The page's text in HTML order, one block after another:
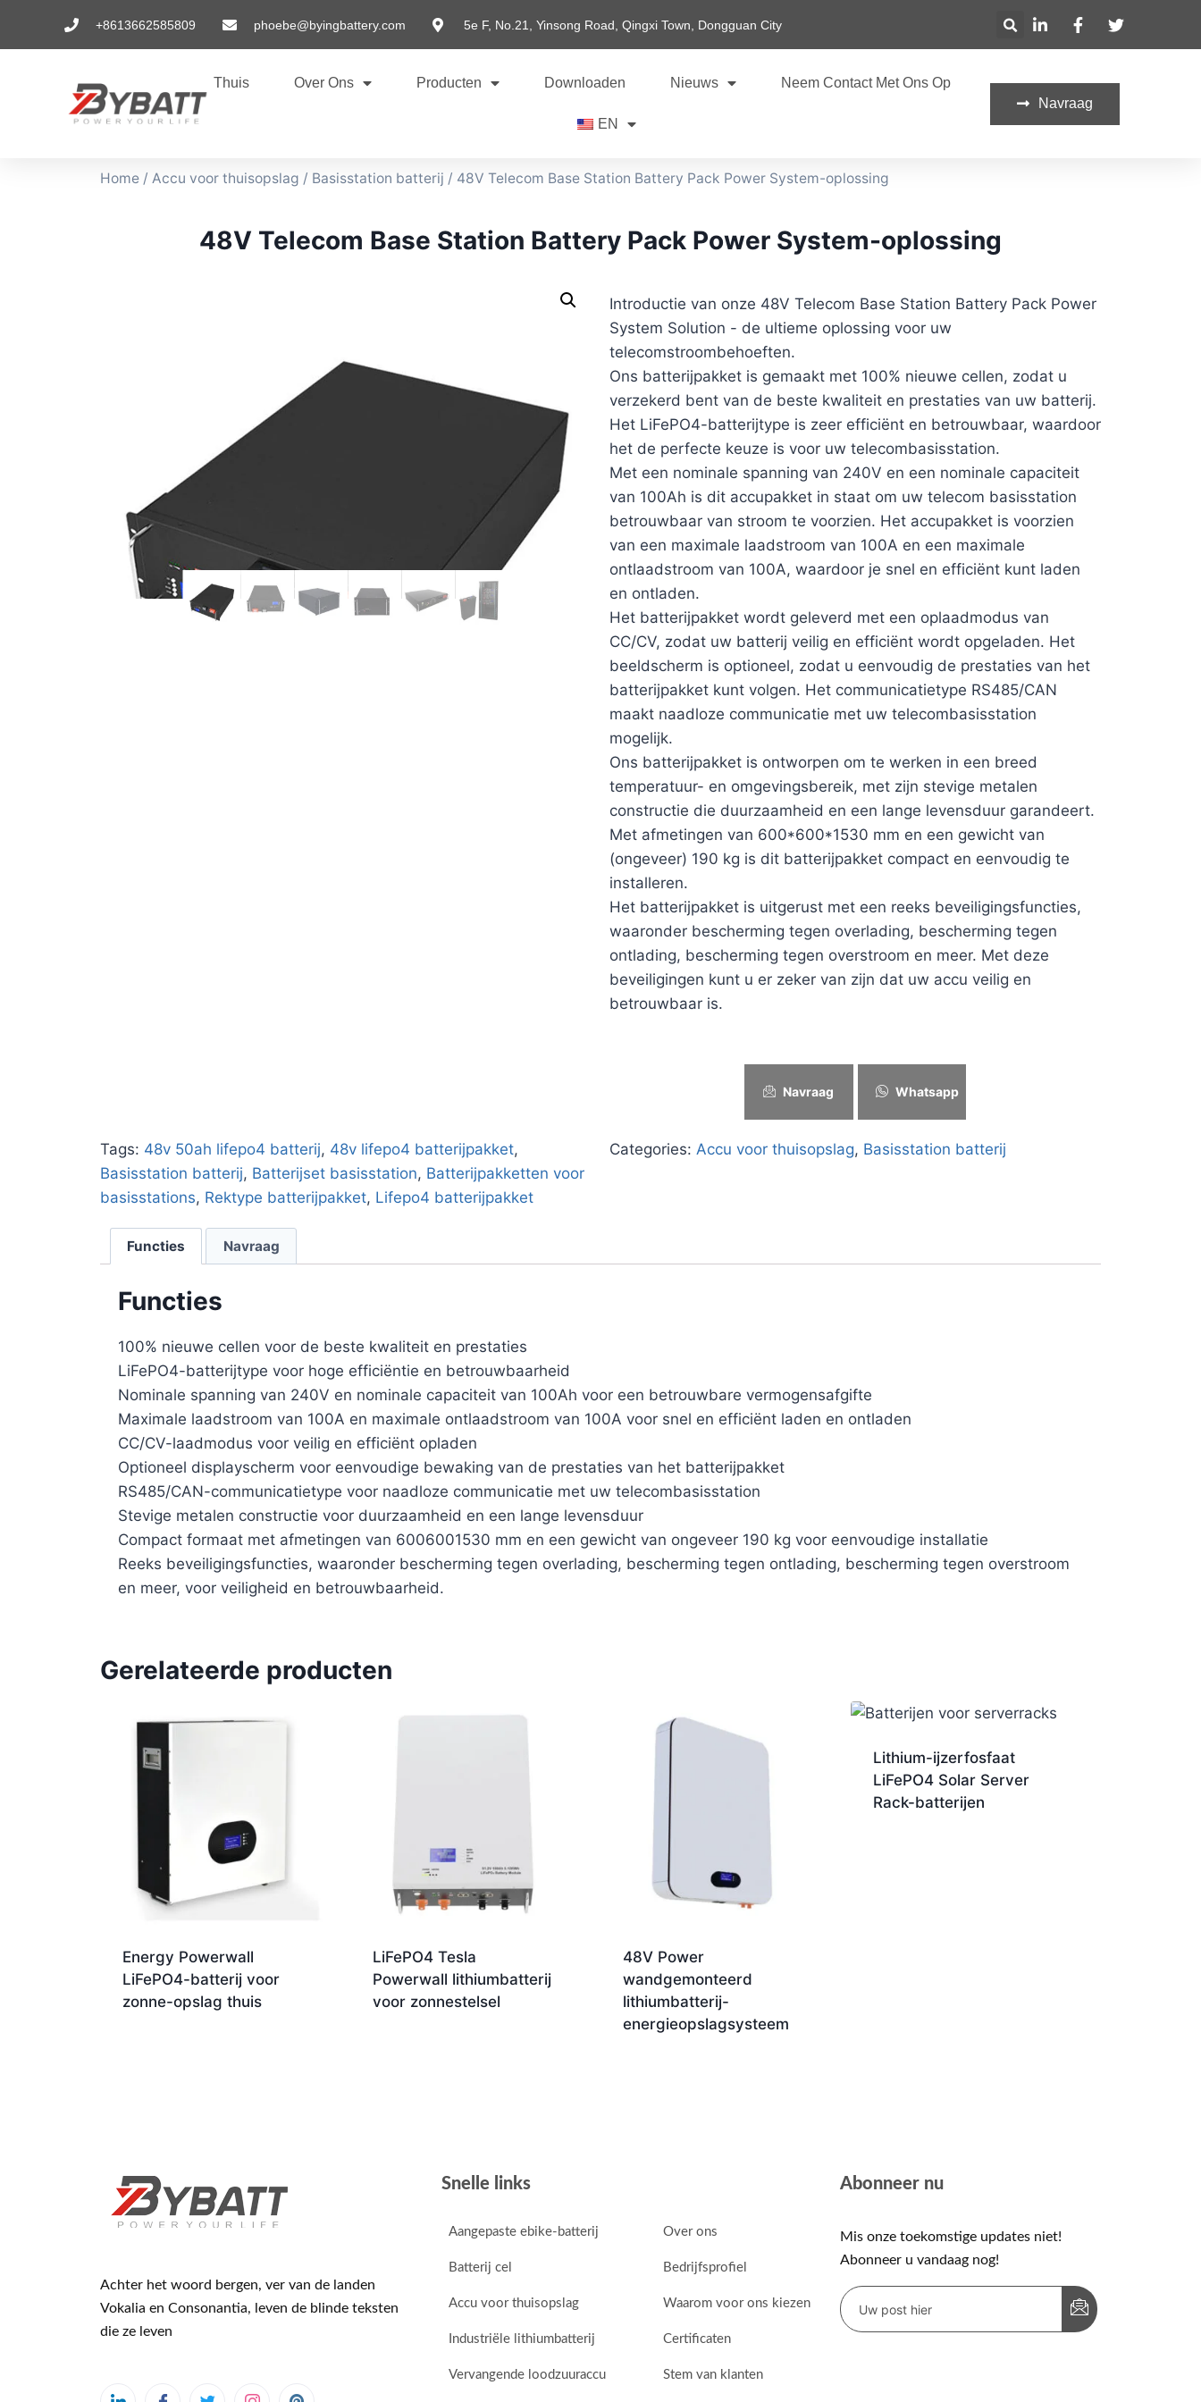
+8613662585809 phoebe@byingbattery.com 5e F, No.21, Yinsong Road, Qingxi Town, Dongguan City
Thuis Over Ons Producten Downloaden Nieuws Neem Contact Met Ons Op
EN
Navraag
Home / Accu voor thuisopslag / Basisstation batterij / 48V Telecom Base Station Battery Pack Power System-oplossing
48V Telecom Base Station Battery Pack Power System-oplossing
Introductie van onze 48V Telecom Base Station Battery Pack Power
System Solution - de ultieme oplossing voor uw
telecomstroombehoeften.
Ons batterijpakket is gemaakt met 100% nieuwe cellen, zodat u
verzekerd bent van de beste kwaliteit en prestaties van uw batterij.
Het LiFePO4-batterijtype is zeer efficiënt en betrouwbaar, waardoor
het de perfecte keuze is voor uw telecombasisstation.
Met een nominale spanning van 240V en een nominale capaciteit
van 100Ah is dit accupakket in staat om uw telecom basisstation
betrouwbaar van stroom te voorzien. Het accupakket is voorzien
van een maximale laadstroom van 100A en een maximale
ontlaadstroom van 100A, waardoor je snel en efficiënt kunt laden
en ontladen.
Het batterijpakket wordt geleverd met een oplaadmodus van
CC/CV, zodat uw batterij veilig en efficiënt wordt opgeladen. Het
beeldscherm is optioneel, zodat u eenvoudig de prestaties van het
batterijpakket kunt volgen. Het communicatietype RS485/CAN
maakt naadloze communicatie met uw telecombasisstation
mogelijk.
Ons batterijpakket is ontworpen om te werken in een breed
temperatuur- en omgevingsbereik, met zijn stevige metalen
constructie die duurzaamheid en een lange levensduur garandeert.
Met afmetingen van 600*600*1530 mm en een gewicht van
(ongeveer) 190 kg is dit batterijpakket compact en eenvoudig te
installeren.
Het batterijpakket is uitgerust met een reeks beveiligingsfuncties,
waaronder bescherming tegen overlading, bescherming tegen
ontlading, bescherming tegen overstroom en meer. Met deze
beveiligingen kunt u er zeker van zijn dat uw accu veilig en
betrouwbaar is.
Navraag Whatsapp
Tags: 48v 50ah lifepo4 batterij, 48v lifepo4 batterijpakket,
Basisstation batterij, Batterijset basisstation, Batterijpakketten voor
basisstations, Rektype batterijpakket, Lifepo4 batterijpakket
Categories: Accu voor thuisopslag, Basisstation batterij
Functies Navraag
Functies
100% nieuwe cellen voor de beste kwaliteit en prestaties
LiFePO4-batterijtype voor hoge efficiëntie en betrouwbaarheid
Nominale spanning van 240V en nominale capaciteit van 100Ah voor een betrouwbare vermogensafgifte
Maximale laadstroom van 100A en maximale ontlaadstroom van 100A voor snel en efficiënt laden en ontladen
CC/CV-laadmodus voor veilig en efficiënt opladen
Optioneel displayscherm voor eenvoudige bewaking van de prestaties van het batterijpakket
RS485/CAN-communicatietype voor naadloze communicatie met uw telecombasisstation
Stevige metalen constructie voor duurzaamheid en een lange levensduur
Compact formaat met afmetingen van 6006001530 mm en een gewicht van ongeveer 190 kg voor eenvoudige installatie
Reeks beveiligingsfuncties, waaronder bescherming tegen overlading, bescherming tegen ontlading, bescherming tegen overstroom
en meer, voor veiligheid en betrouwbaarheid.
Gerelateerde producten
Energy Powerwall
LiFePO4-batterij voor
zonne-opslag thuis
LiFePO4 Tesla
Powerwall lithiumbatterij
voor zonnestelsel
48V Power
wandgemonteerd
lithiumbatterij-
energieopslagsysteem
Lithium-ijzerfosfaat
LiFePO4 Solar Server
Rack-batterijen
Achter het woord bergen, ver van de landen
Vokalia en Consonantia, leven de blinde teksten
die ze leven
Snelle links
Aangepaste ebike-batterij
Batterij cel
Accu voor thuisopslag
Industriële lithiumbatterij
Vervangende loodzuuraccu
Over ons
Bedrijfsprofiel
Waarom voor ons kiezen
Certificaten
Stem van klanten
Abonneer nu
Mis onze toekomstige updates niet!
Abonneer u vandaag nog!